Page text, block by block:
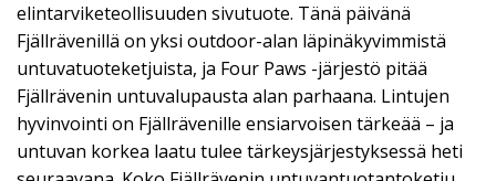
elintarviketeollisuuden sivutuote. Tänä päivänä
Fjällrävenillä on yksi outdoor-alan läpinäkyvimmistä
untuvatuoteketjuista, ja Four Paws -järjestö pitää
Fjällrävenin untuvalupausta alan parhaana. Lintujen
hyvinvointi on Fjällrävenille ensiarvoisen tärkeää – ja
untuvan korkea laatu tulee tärkeysjärjestyksessä heti